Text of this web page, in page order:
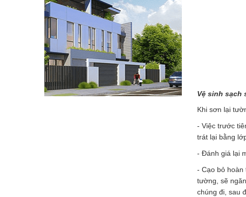
Vệ sinh sạch
Khi sơn lại
- Việc trước
trát lại bằng
- Đánh giá lại
- Cạo bỏ
tường, sẽ
chúng đi, sau